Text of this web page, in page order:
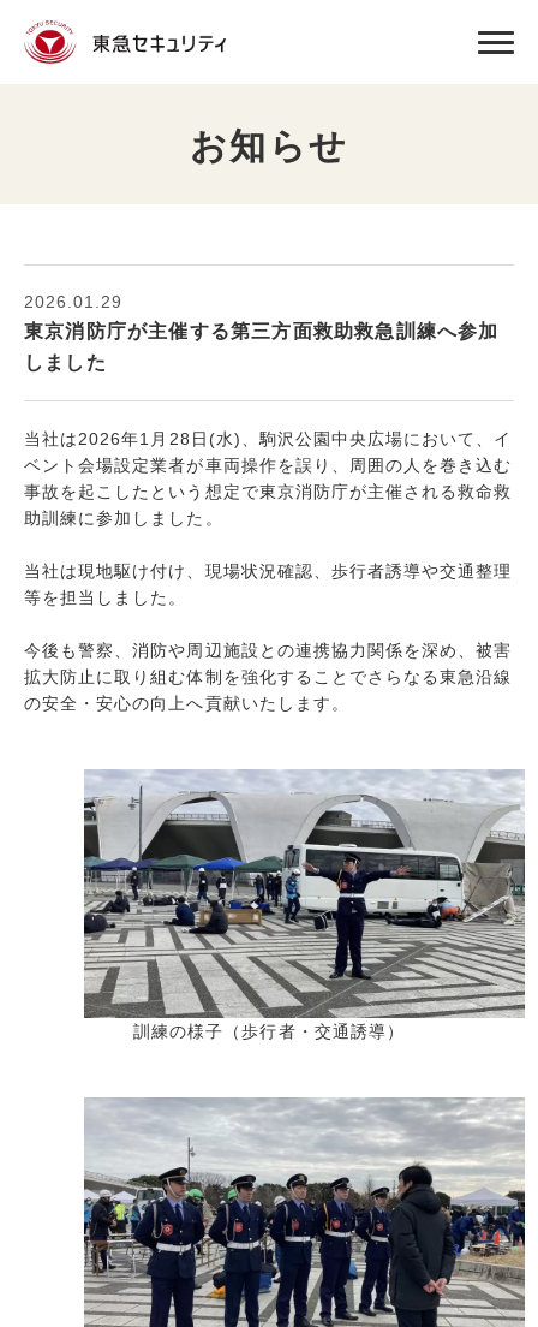
お知らせ
2026.01.29
東京消防庁が主催する第三方面救助救急訓練へ参加
しました
当社は2026年1月28日(水)、駒沢公園中央広場において、イ
ベント会場設定業者が車両操作を誤り、周囲の人を巻き込む
事故を起こしたという想定で東京消防庁が主催される救命救
助訓練に参加しました。
当社は現地駆け付け、現場状況確認、歩行者誘導や交通整理
等を担当しました。
今後も警察、消防や周辺施設との連携協力関係を深め、被害
拡大防止に取り組む体制を強化することでさらなる東急沿線
の安全・安心の向上へ貢献いたします。
訓練の様子（歩行者・交通誘導）